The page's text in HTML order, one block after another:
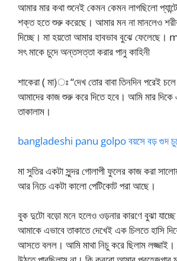
আমার মার কথা শুনেই কেমন কেমন লাগছিলো
শক্ত হতে শুরু করেছে। আমার মন না মানলেও
দিচ্ছে। মা হয়তো আমার হাবভাব বুঝে
সৎ মাকে চুদে অন্তসত্তা করার পানু কাহিনী
শাকেরা ( মা)ঃ “দেখ তোর বাবা তিনদিন পরেই
আমাদের কাজ শুরু করে দিতে হবে। আমি মার দিকে
তাকালাম।
bangladeshi panu golpo বয়সে বড় গুদ
মা সুতির একটা সুন্দর গোলাপী ফুলের কাজ করা
আর নিচে একটা কালো পেটিকোট পরা আছে।
বুক দুটো বড়ো মনে হলেও ওড়নার কারণে বুঝা
আমাকে এভাবে তাকাতে দেখেই এক চিলতে হাসি
আসতে বলল। আমি মাথা নিচু করে ছিলাম